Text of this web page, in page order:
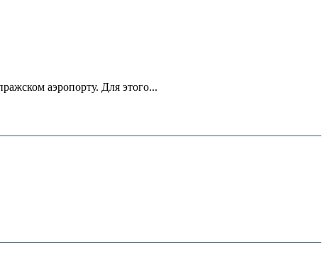
аэропорту. Для этого...